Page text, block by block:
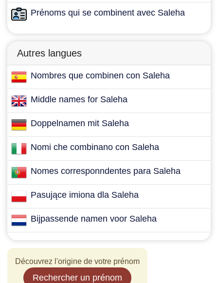
Prénoms qui se combinent avec Saleha
Autres langues
Nombres que combinen con Saleha
Middle names for Saleha
Doppelnamen mit Saleha
Nomi che combinano con Saleha
Nomes corresponndentes para Saleha
Pasujące imiona dla Saleha
Bijpassende namen voor Saleha
Découvrez l'origine de votre prénom
Rechercher un prénom